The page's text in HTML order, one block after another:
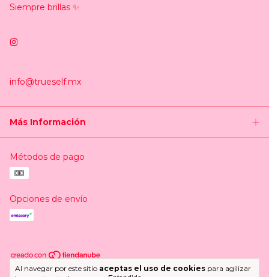
Al navegar por este sitio aceptas el uso de cookies para agilizar
Siempre brillas ✨
info@trueself.mx
Más Información
Métodos de pago
Opciones de envío
Copyright Trueself.mx - 2026. Todos los derechos reservados.